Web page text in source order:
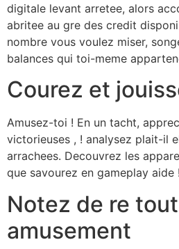
digitale levant arretee, alors
abritee au gre des credit
nombre vous voulez miser,
balances qui toi-meme
Courez et
Amusez-toi ! En un tacht,
victorieuses , ! analysez plait-il
arrachees. Decouvrez les
que savourez en gameplay aide !
Notez de re
amusement